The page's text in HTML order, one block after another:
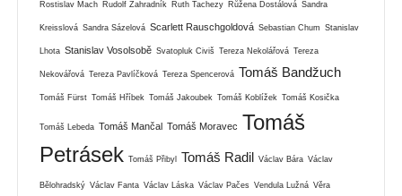
Rostislav Mach Rudolf Zahradník Ruth Tachezy Růžena Dostálová Sandra
Kreisslová Sandra Sázelová Scarlett Rauschgoldová Sebastian Chum Stanislav
Lhota Stanislav Vosolsobě Svatopluk Civiš Tereza Nekolářová Tereza
Nekovářová Tereza Pavlíčková Tereza Spencerová Tomáš Bandžuch
Tomáš Fürst Tomáš Hříbek Tomáš Jakoubek Tomáš Koblížek Tomáš Kosička
Tomáš Lebeda Tomáš Mančal Tomáš Moravec Tomáš
Petrásek Tomáš Přibyl Tomáš Radil Václav Bára Václav
Bělohradský Václav Fanta Václav Láska Václav Pačes Vendula Lužná Věra